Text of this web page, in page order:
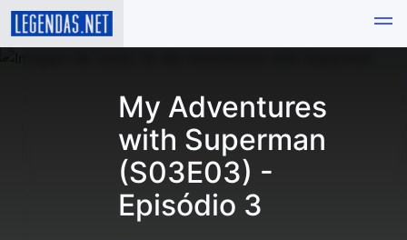
My Adventures
with Superman
(S03E03) -
Episódio 3